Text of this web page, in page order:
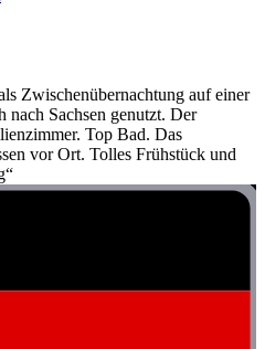
Zwischenübernachtung auf einer
Sachsen genutzt. Der
Top Bad. Das
vor Ort. Tolles Frühstück und